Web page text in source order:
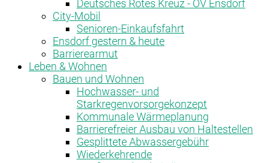
Deutsches Rotes Kreuz - OV Ensdorf
City-Mobil
Senioren-Einkaufsfahrt
Ensdorf gestern & heute
Barrierearmut
Leben & Wohnen
Bauen und Wohnen
Hochwasser- und
Starkregenvorsorgekonzept
Kommunale Wärmeplanung
Barrierefreier Ausbau von Haltestellen
Gesplittete Abwassergebühr
Wiederkehrende